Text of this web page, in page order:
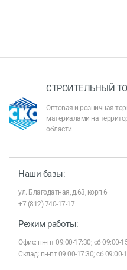
СТРОИТЕЛЬНЫЙ
Оптовая и розничная
материалами на
области
Наши базы:
ул. Благодатная, д.63, корп.6
+7 (812) 740-17-17
Режим работы:
Офис: пн-пт 09:00-17:30; сб 09:00-
Склад: пн-пт 09:00-17:30; сб 09:00-